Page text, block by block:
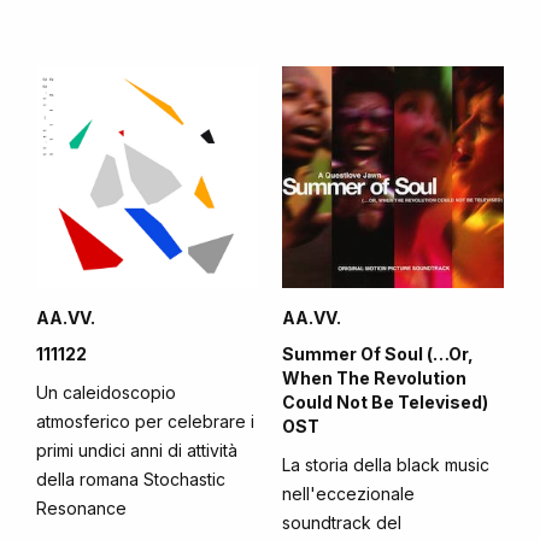
AA.VV.
111122
Un caleidoscopio
atmosferico per celebrare i
primi undici anni di attività
della romana Stochastic
Resonance
AA.VV.
Summer Of Soul (…Or,
When The Revolution
Could Not Be Televised)
OST
La storia della black music
nell'eccezionale
soundtrack del